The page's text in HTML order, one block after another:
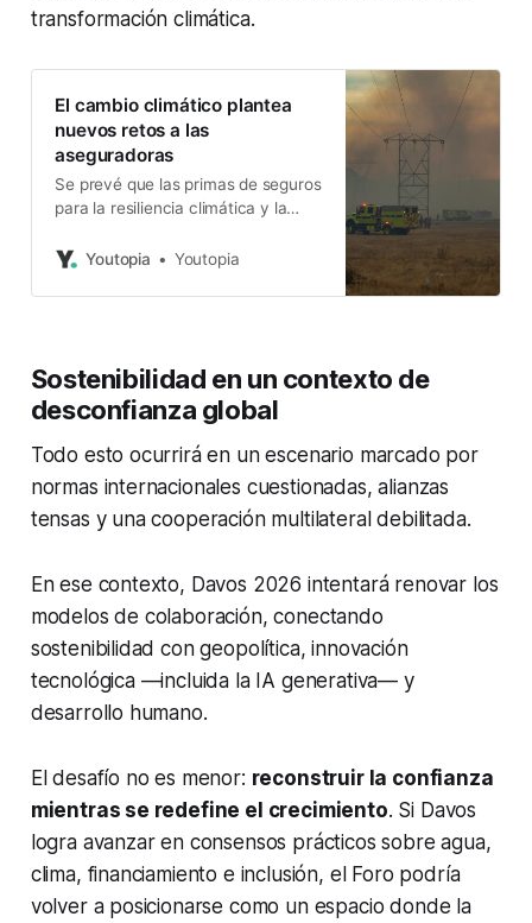
transformación climática.
El cambio climático plantea
nuevos retos a las
aseguradoras
Se prevé que las primas de seguros
para la resiliencia climática y la
naturales aumenten un 50% al
Youtopia Youtopia
Sostenibilidad en un contexto de
desconfianza global
Todo esto ocurrirá en un escenario marcado por
normas internacionales cuestionadas, alianzas
tensas y una cooperación multilateral debilitada.
En ese contexto, Davos 2026 intentará renovar los
modelos de colaboración, conectando
sostenibilidad con geopolítica, innovación
tecnológica —incluida la IA generativa— y
desarrollo humano.
El desafío no es menor: reconstruir la confianza
mientras se redefine el crecimiento. Si Davos
logra avanzar en consensos prácticos sobre agua,
clima, financiamiento e inclusión, el Foro podría
volver a posicionarse como un espacio donde la